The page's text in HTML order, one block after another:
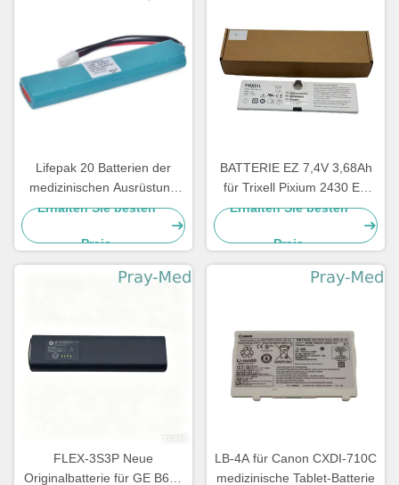
Lifepak 20 Batterien der
medizinischen Ausrüstung
für Defibrillator-Monitor
11141-000068 14200330
Erhalten Sie besten
Preis
BATTERIE EZ 7,4V 3,68Ah
für Trixell Pixium 2430 EZ
DR 3543 EZ
Erhalten Sie besten
Preis
FLEX-3S3P Neue
Originalbatterie für GE B650
LB-4A für Canon CXDI-710C
medizinische Tablet-Batterie